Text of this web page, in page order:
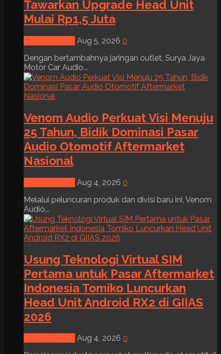
Tawarkan Upgrade Head Unit
Mulai Rp1,5 Juta
Aug 5, 2026 0
Dengan bertambahnya jaringan outlet, Surya Jaya
Motor Car Audio...
Venom Audio Perkuat Visi Menuju
25 Tahun, Bidik Dominasi Pasar
Audio Otomotif Aftermarket
Nasional
Aug 4, 2026 0
Melalui peluncuran produk dan divisi baru ini, Venom
Audio...
Usung Teknologi Virtual SIM
Pertama untuk Pasar Aftermarket
Indonesia Tomiko Luncurkan
Head Unit Android RX2 di GIIAS
2026
Aug 4, 2026 0